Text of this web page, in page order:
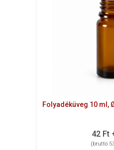
Folyadéküveg 10 ml,
42 Ft
(bruttó